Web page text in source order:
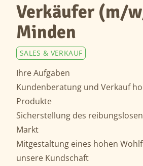
Verkäufer (m/
Minden
SALES & VERKAUF
Ihre Aufgaben
Kundenberatung und Verkauf
Produkte
Sicherstellung des
Markt
Mitgestaltung eines hohen
unsere Kundschaft